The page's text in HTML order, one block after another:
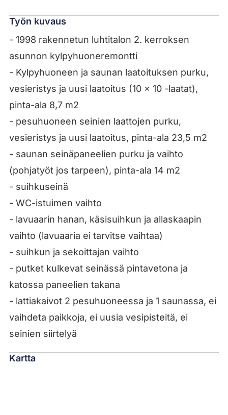
Työn kuvaus
- 1998 rakennetun luhtitalon 2. kerroksen
asunnon kylpyhuoneremontti
- Kylpyhuoneen ja saunan laatoituksen purku,
vesieristys ja uusi laatoitus (10 x 10 -laatat),
pinta-ala 8,7 m2
- pesuhuoneen seinien laattojen purku,
vesieristys ja uusi laatoitus, pinta-ala 23,5 m2
- saunan seinäpaneelien purku ja vaihto
(pohjatyöt jos tarpeen), pinta-ala 14 m2
- suihkuseinä
- WC-istuimen vaihto
- lavuaarin hanan, käsisuihkun ja allaskaapin
vaihto (lavuaaria ei tarvitse vaihtaa)
- suihkun ja sekoittajan vaihto
- putket kulkevat seinässä pintavetona ja
katossa paneelien takana
- lattiakaivot 2 pesuhuoneessa ja 1 saunassa, ei
vaihdeta paikkoja, ei uusia vesipisteitä, ei
seinien siirtelyä
Kartta